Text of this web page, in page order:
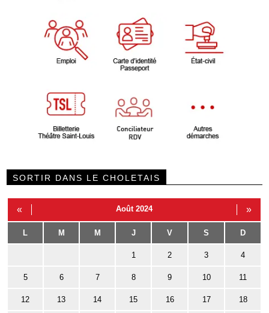
SORTIR DANS LE CHOLETAIS
« Août 2024 »
L M M J V S D
1 2 3 4
5 6 7 8 9 10 11
12 13 14 15 16 17 18